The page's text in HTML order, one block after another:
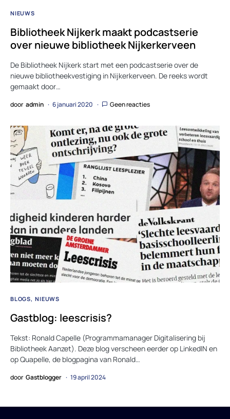
NIEUWS
Bibliotheek Nijkerk maakt podcastserie
over nieuwe bibliotheek Nijkerkerveen
De Bibliotheek Nijkerk start met een podcastserie over de
nieuwe bibliotheekvestiging in Nijkerkerveen. De reeks wordt
gemaakt door…
door admin 6 januari 2020 Geen reacties
BLOGS NIEUWS
Gastblog: leescrisis?
Tekst: Ronald Capelle (Programmamanager Digitalisering bij
Bibliotheek Aanzet). Deze blog verscheen eerder op LinkedIN en
op Quapelle, de blogpagina van Ronald…
door Gastblogger 19 april 2024